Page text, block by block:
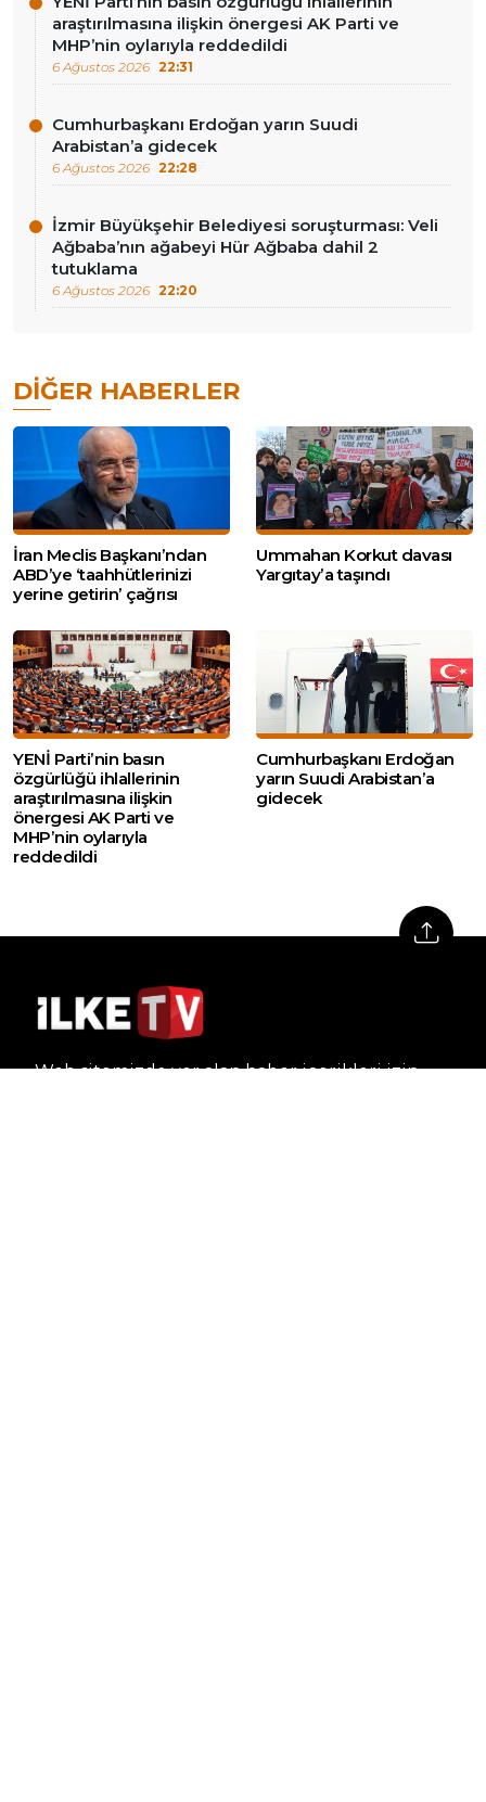
araştırılmasına ilişkin önergesi AK Parti ve
MHP’nin oylarıyla reddedildi
6 Ağustos 2026 22:31
Cumhurbaşkanı Erdoğan yarın Suudi
Arabistan’a gidecek
6 Ağustos 2026 22:28
İzmir Büyükşehir Belediyesi soruşturması: Veli
Ağbaba’nın ağabeyi Hür Ağbaba dahil 2
tutuklama
6 Ağustos 2026 22:20
DIĞER HABERLER
İran Meclis Başkanı’ndan
ABD’ye ‘taahhütlerinizi
yerine getirin’ çağrısı
Ummahan Korkut davası
Yargıtay’a taşındı
YENİ Parti’nin basın
özgürlüğü ihlallerinin
araştırılmasına ilişkin
önergesi AK Parti ve
MHP’nin oylarıyla
reddedildi
Cumhurbaşkanı Erdoğan
yarın Suudi Arabistan’a
gidecek
Web sitemizde yer alan haber içerikleri izin